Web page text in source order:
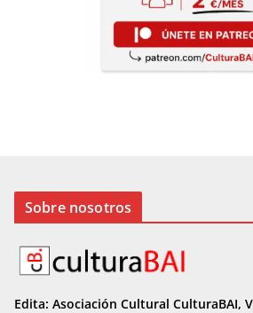
Sobre nosotros
Edita: Asociación Cultural CulturaBAI,